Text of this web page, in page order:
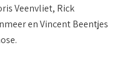
Veenvliet, Rick
en Vincent Beentjes